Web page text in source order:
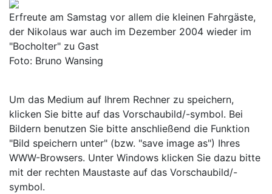
Erfreute am Samstag vor allem die kleinen Fahrgäste,
der Nikolaus war auch im Dezember 2004 wieder im
"Bocholter" zu Gast
Foto: Bruno Wansing
Um das Medium auf Ihrem Rechner zu speichern,
klicken Sie bitte auf das Vorschaubild/-symbol. Bei
Bildern benutzen Sie bitte anschließend die Funktion
"Bild speichern unter" (bzw. "save image as") Ihres
WWW-Browsers. Unter Windows klicken Sie dazu bitte
mit der rechten Maustaste auf das Vorschaubild/-
symbol.